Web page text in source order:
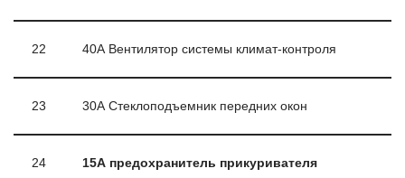
22 40А Вентилятор системы климат-контроля
23 30А Стеклоподъемник передних окон
24 15А предохранитель прикуривателя